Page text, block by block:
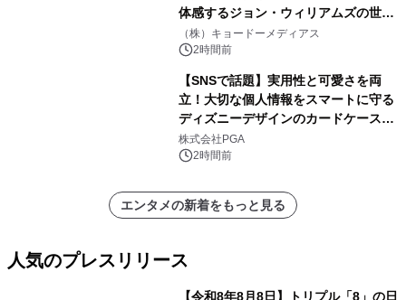
体感するジョン・ウィリアムズの世
界。ジョン・ウィリアムズ：シネマ・
スペクタキュラー・コンサート 開催決
（株）キョードーメディアス
2時間前
【SNSで話題】実用性と可愛さを両
立！大切な個人情報をスマートに守る
ディズニーデザインのカードケースを
株式会社PGAが8月7日発売
株式会社PGA
2時間前
エンタメの新着をもっと見る
人気のプレスリリース
【令和8年8月8日】トリプル「8」の日